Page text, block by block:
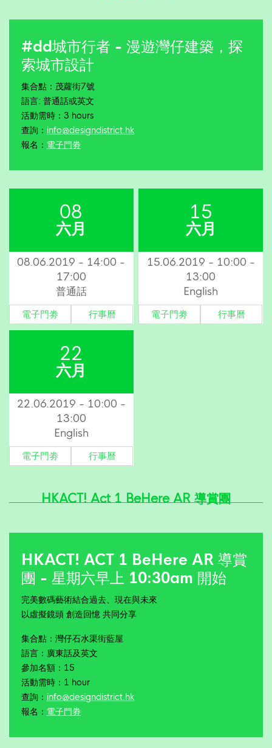
#dd城市行者 - 漫遊灣仔建築，探
索城市設計
集合點：茂蘿街7號
語言: 普通話或英文
活動需時：3 hours
查詢： info@designdistrict.hk
報名： 電子門劵
08
六月
08.06.2019 - 14:00 -
17:00
普通話
電子門劵 行事曆
15
六月
15.06.2019 - 10:00 -
13:00
English
電子門劵 行事曆
22
六月
22.06.2019 - 10:00 -
13:00
English
電子門劵 行事曆
HKACT! Act 1 BeHere AR 導賞團
HKACT! ACT 1 BeHere AR 導賞
團 - 星期六早上 10:30am 開始
完美數碼藝術結合過去、現在與未來
以虛擬鏡頭 創造回憶 共同分享
集合點：灣仔石水渠街藍屋
語言：廣東話及英文
參加名額：15
活動需時：1 hour
查詢： info@designdistrict.hk
報名： 電子門劵